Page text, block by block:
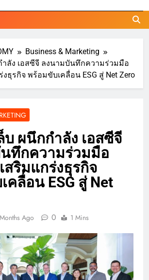
ฬาลงกรณ์มหาวิทยาลัย จัดสัมมนา
การตลาดเชิงรุก แนะเคล็ดลับปรับ
เที่ยวไทย “ขายได้ ขายดี ขายนาน”
Business & Marketing
ำลัง เอสซีจี ลงนามบันทึกความร่วมมือ
งธุรกิจ พร้อมขับเคลื่อน ESG สู่ Net Zero
บ ผนึกกำลัง เอสซีจี
ทึกความร่วมมือ
สริมแกร่งธุรกิจ
คลื่อน ESG สู่ Net
Ago 0 1 Mins